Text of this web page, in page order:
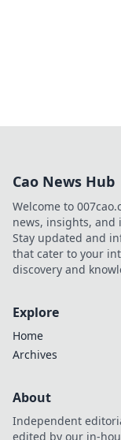
Cao News Hub
Welcome to
news, insights, and
Stay updated and
that cater to your
discovery and
Explore
Home
Archives
About
Independent
edited by our in-